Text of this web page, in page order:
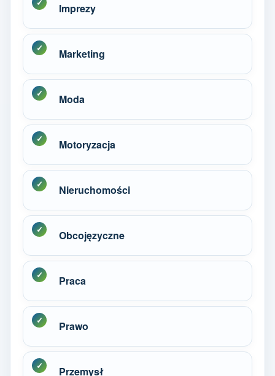
Imprezy
Marketing
Moda
Motoryzacja
Nieruchomości
Obcojęzyczne
Praca
Prawo
Przemysł